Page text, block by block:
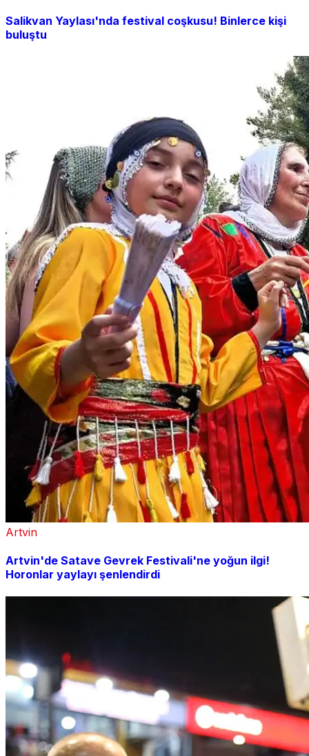
Salikvan Yaylası'nda festival coşkusu! Binlerce kişi
buluştu
Artvin
Artvin'de Satave Gevrek Festivali'ne yoğun ilgi!
Horonlar yaylayı şenlendirdi